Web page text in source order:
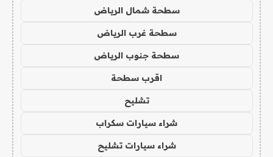
سطحة شمال الرياض
سطحة غرب الرياض
سطحة جنوب الرياض
اقرب سطحة
تشليح
شراء سيارات سكراب
شراء سيارات تشليح